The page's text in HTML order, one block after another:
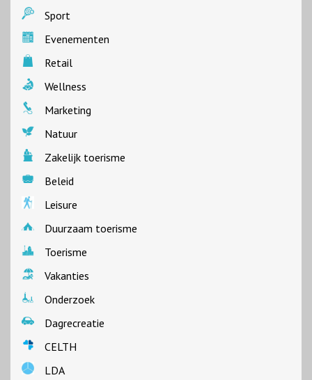
Sport
Evenementen
Retail
Wellness
Marketing
Natuur
Zakelijk toerisme
Beleid
Leisure
Duurzaam toerisme
Toerisme
Vakanties
Onderzoek
Dagrecreatie
CELTH
LDA